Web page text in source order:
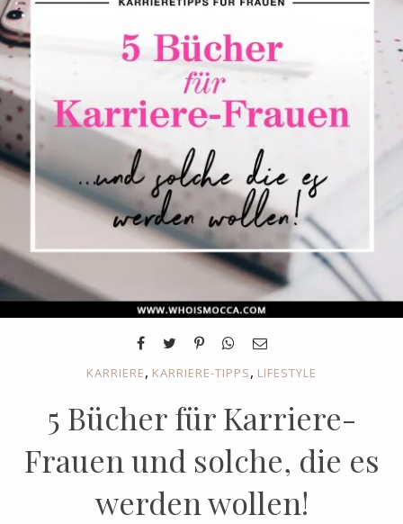
KARRIERE, KARRIERE-TIPPS, LIFESTYLE
5 Bücher für Karriere-
Frauen und solche, die es
werden wollen!